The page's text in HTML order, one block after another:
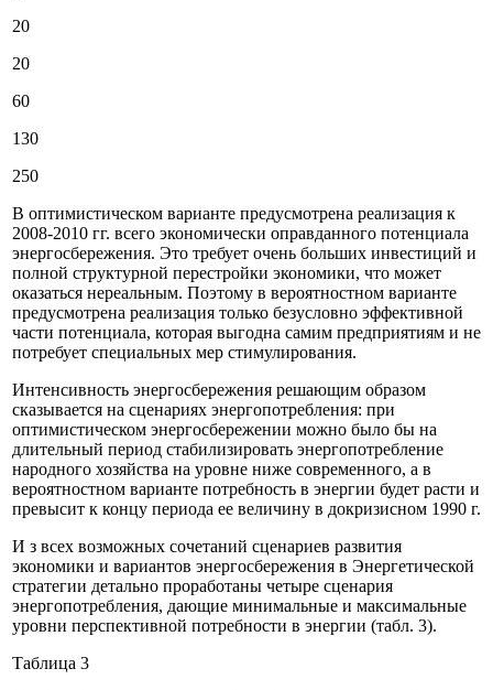
20
20
60
130
250
В оптимистическом варианте предусмотрена реализация к
2008-2010 гг. всего экономически оправданного потенциала
энергосбережения. Это требует очень больших инвестиций и
полной структурной перестройки экономики, что может
оказаться нереальным. Поэтому в вероятностном варианте
предусмотрена реализация только безусловно эффективной
части потенциала, которая выгодна самим предприятиям и не
потребует специальных мер стимулирования.
Интенсивность энергосбережения решающим образом
сказывается на сценариях энергопотребления: при
оптимистическом энергосбережении можно было бы на
длительный период стабилизировать энергопотребление
народного хозяйства на уровне ниже современного, а в
вероятностном варианте потребность в энергии будет расти и
превысит к концу периода ее величину в докризисном 1990 г.
И з всех возможных сочетаний сценариев развития
экономики и вариантов энергосбережения в Энергетической
стратегии детально проработаны четыре сценария
энергопотребления, дающие минимальные и максимальные
уровни перспективной потребности в энергии (табл. 3).
Таблица 3